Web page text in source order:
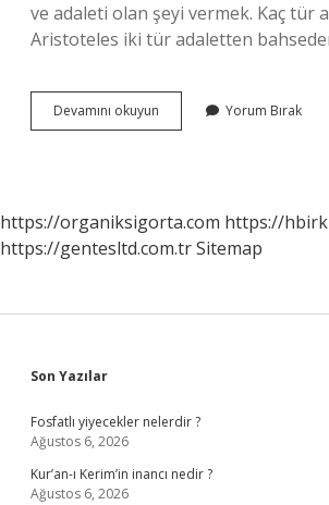
ve adaleti olan şeyi vermek. Kaç tür
Aristoteles iki tür adaletten
Devamını okuyun
Unsurları
Yorum Bırak
https://organiksigorta.com https://
https://gentesltd.com.trSitemap
Sidebar
Son Yazılar
Fosfatlı yiyecekler nelerdir ?
Ağustos 6, 2026
Kur’an-ı Kerim’in inancı nedir ?
Ağustos 6, 2026